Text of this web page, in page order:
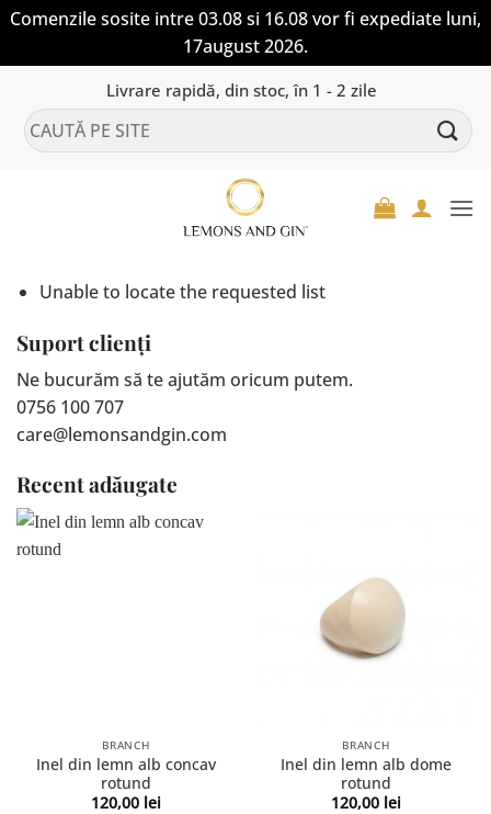
Comenzile sosite intre 03.08 si 16.08 vor fi expediate luni,
17august 2026.
content
Livrare rapidă, din stoc, în 1 - 2 zile
Caută
după:
Unable to locate the requested list
Suport clienți
Ne bucurăm să te ajutăm oricum putem.
0756 100 707
care@lemonsandgin.com
Recent adăugate
BRANCH
Inel din lemn alb concav
rotund
120,00 lei
BRANCH
Inel din lemn alb dome
rotund
120,00 lei